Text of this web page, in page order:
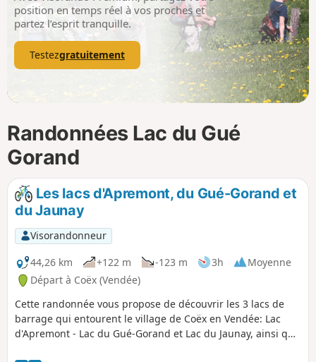
p
position en temps réel à vos proches et
partez l’esprit tranquille.
Testezgratuitement
Randonnées Lac du Gué
Gorand
Les lacs d'Apremont, du Gué-Gorand et
du Jaunay
Visorandonneur
44,26 km
+122 m -123 m 3h
Moyenne
Départ à Coëx (Vendée)
Cette randonnée vous propose de découvrir les 3 lacs de
barrage qui entourent le village de Coëx en Vendée: Lac
d'Apremont - Lac du Gué-Gorand et Lac du Jaunay, ainsi que